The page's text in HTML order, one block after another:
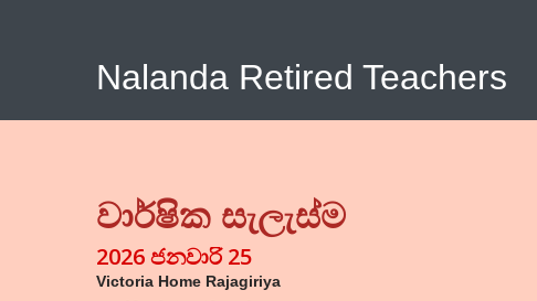
Nalanda Retired Teachers
වාර්ෂික සැලැස්ම
2026 ජනවාරි 25
Victoria Home Rajagiriya